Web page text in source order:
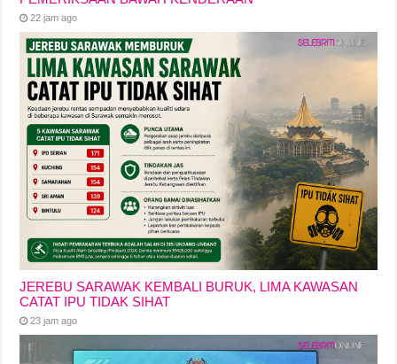
22 jam ago
JEREBU SARAWAK KEMBALI BURUK, LIMA KAWASAN
CATAT IPU TIDAK SIHAT
23 jam ago